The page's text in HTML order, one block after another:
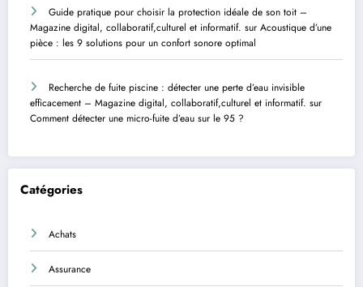
Guide pratique pour choisir la protection idéale de son toit –
Magazine digital, collaboratif,culturel et informatif. sur Acoustique d’une
pièce : les 9 solutions pour un confort sonore optimal
Recherche de fuite piscine : détecter une perte d’eau invisible
efficacement – Magazine digital, collaboratif,culturel et informatif. sur
Comment détecter une micro-fuite d’eau sur le 95 ?
Catégories
Achats
Assurance